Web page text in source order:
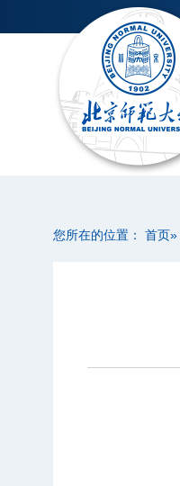
您所在的位置： 首页»